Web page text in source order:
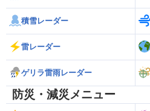
積雪レーダー
雷レーダー
ゲリラ雷雨レーダー
防災・減災メニュー